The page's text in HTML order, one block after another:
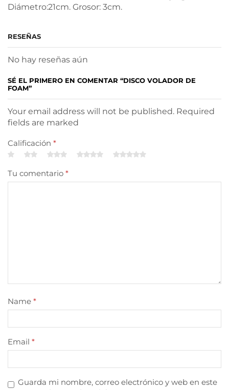
Diámetro:21cm. Grosor: 3cm.
RESEÑAS
No hay reseñas aún
SÉ EL PRIMERO EN COMENTAR “DISCO VOLADOR DE
FOAM”
Your email address will not be published. Required
fields are marked
Calificación *
Tu comentario *
Name *
Email *
Guarda mi nombre, correo electrónico y web en este